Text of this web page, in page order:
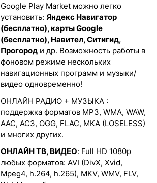
Google Play Market можно легко
установить: Яндекс Навигатор
(бесплатно), карты Google
(бесплатно), Навител, Ситигид,
Прогород и др. Возможность работы в
фоновом режиме нескольких
навигационных программ и музыки/
видео одновременно!
ОНЛАЙН РАДИО + МУЗЫКА :
поддержка форматов MP3, WMA, WAW,
AAC, AC3, OGG, FLAC, MKA (LOSELESS)
и многих других.
ОНЛАЙН ТВ, ВИДЕО: Full HD 1080p
любых форматов: AVI (DivX, Xvid,
Mpeg4, h.264, h.265), MKV, WMV, FLV,